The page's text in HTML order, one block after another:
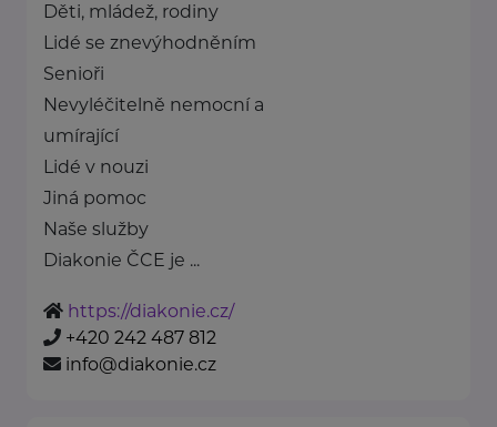
Děti, mládež, rodiny
Lidé se znevýhodněním
Senioři
Nevyléčitelně nemocní a
umírající
Lidé v nouzi
Jiná pomoc
Naše služby
Diakonie ČCE je ...
https://diakonie.cz/
+420 242 487 812
info@diakonie.cz